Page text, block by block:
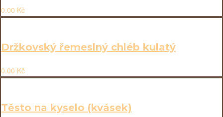
0.00 Kč
Držkovský řemeslný chléb kulatý
0.00 Kč
Těsto na kyselo (kvásek)